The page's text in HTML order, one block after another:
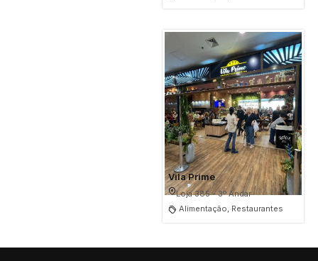
Vila Prime
Loja 385 - 3º Andar
Alimentação, Restaurantes